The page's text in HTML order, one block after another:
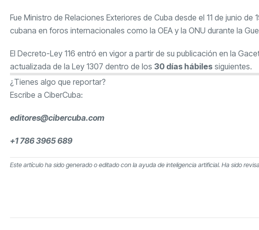
Fue Ministro de Relaciones Exteriores de Cuba desde el 11 de junio
cubana en foros internacionales como la OEA y la ONU durante la
El Decreto-Ley 116 entró en vigor a partir de su publicación en la
actualizada de la Ley 1307 dentro de los 30 días hábiles siguientes.
¿Tienes algo que reportar?
Escribe a CiberCuba:
editores@cibercuba.com
+1 786 3965 689
Este artículo ha sido generado o editado con la ayuda de inteligencia artificial. Ha sido